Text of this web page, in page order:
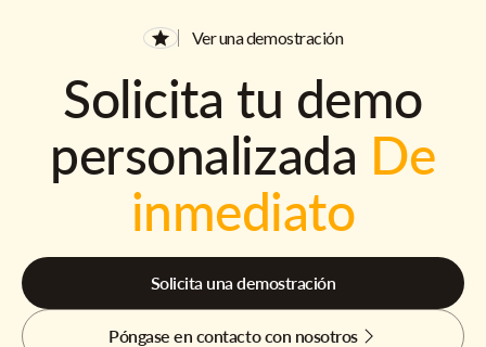
Ver una demostración
Solicita tu demo
personalizada De
inmediato
Solicita una demostración
Póngase en contacto con nosotros